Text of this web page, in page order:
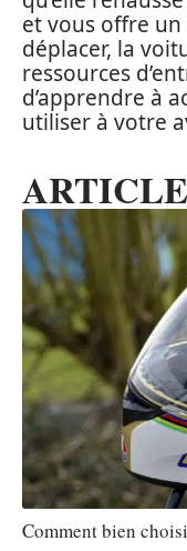
et vous offre
déplacer, la
ressources
d’apprendre à
utiliser à votre
Comment bien